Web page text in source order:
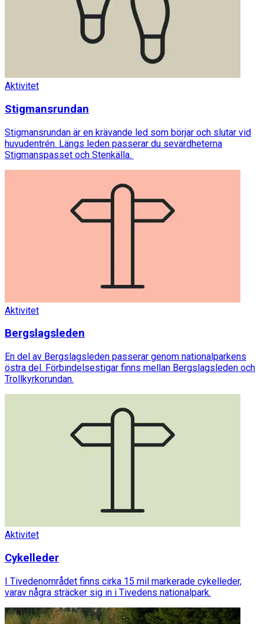
Aktivitet
Stigmansrundan
Stigmansrundan är en krävande led som börjar och slutar vid
huvudentrén. Längs leden passerar du sevärdheterna
Stigmanspasset och Stenkälla.
Aktivitet
Bergslagsleden
En del av Bergslagsleden passerar genom nationalparkens
östra del. Förbindelsestigar finns mellan Bergslagsleden och
Trollkyrkorundan.
Aktivitet
Cykelleder
I Tivedenområdet finns cirka 15 mil markerade cykelleder,
varav några sträcker sig in i Tivedens nationalpark.